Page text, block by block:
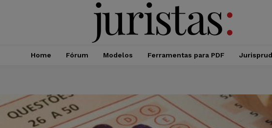
Home Fórum Modelos Ferramentas para PDF